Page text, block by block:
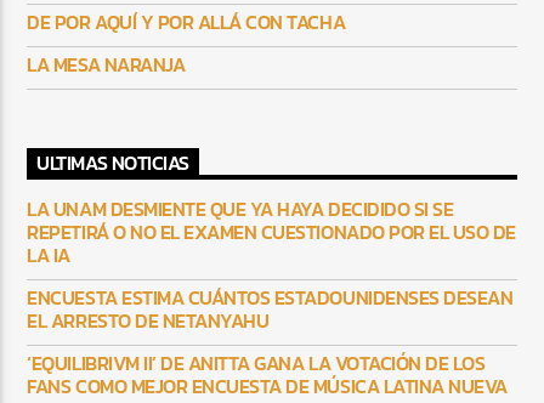
DE POR AQUÍ Y POR ALLÁ CON TACHA
LA MESA NARANJA
ULTIMAS NOTICIAS
LA UNAM DESMIENTE QUE YA HAYA DECIDIDO SI SE
REPETIRÁ O NO EL EXAMEN CUESTIONADO POR EL USO DE
LA IA
ENCUESTA ESTIMA CUÁNTOS ESTADOUNIDENSES DESEAN
EL ARRESTO DE NETANYAHU
‘EQUILIBRIVM II’ DE ANITTA GANA LA VOTACIÓN DE LOS
FANS COMO MEJOR ENCUESTA DE MÚSICA LATINA NUEVA